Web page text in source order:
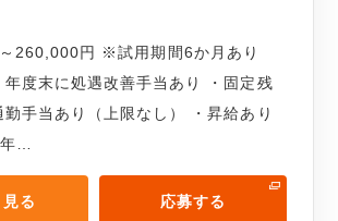
260,000円 ※試用期間6か月あり
年度末に処遇改善手当あり ・固定残
手当あり（上限なし） ・昇給あり
…
る 応募する